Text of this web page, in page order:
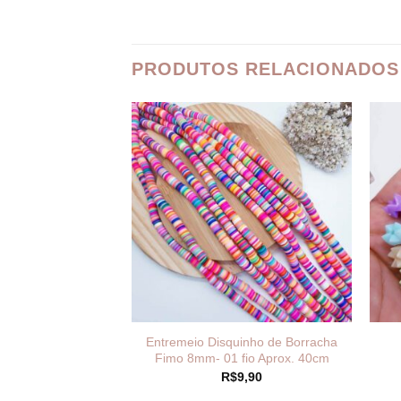
PRODUTOS RELACIONADOS
Entremeio Disquinho de Borracha
Fimo 8mm- 01 fio Aprox. 40cm
R$9,90